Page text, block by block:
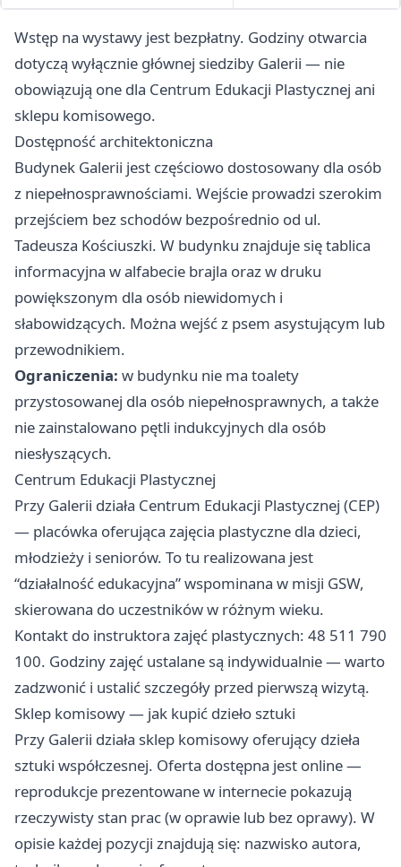
Wstęp na wystawy jest bezpłatny. Godziny otwarcia
dotyczą wyłącznie głównej siedziby Galerii — nie
obowiązują one dla Centrum Edukacji Plastycznej ani
sklepu komisowego.
Dostępność architektoniczna
Budynek Galerii jest częściowo dostosowany dla osób
z niepełnosprawnościami. Wejście prowadzi szerokim
przejściem bez schodów bezpośrednio od ul.
Tadeusza Kościuszki. W budynku znajduje się tablica
informacyjna w alfabecie brajla oraz w druku
powiększonym dla osób niewidomych i
słabowidzących. Można wejść z psem asystującym lub
przewodnikiem.
Ograniczenia: w budynku nie ma toalety
przystosowanej dla osób niepełnosprawnych, a także
nie zainstalowano pętli indukcyjnych dla osób
niesłyszących.
Centrum Edukacji Plastycznej
Przy Galerii działa Centrum Edukacji Plastycznej (CEP)
— placówka oferująca zajęcia plastyczne dla dzieci,
młodzieży i seniorów. To tu realizowana jest
“działalność edukacyjna” wspominana w misji GSW,
skierowana do uczestników w różnym wieku.
Kontakt do instruktora zajęć plastycznych: 48 511 790
100. Godziny zajęć ustalane są indywidualnie — warto
zadzwonić i ustalić szczegóły przed pierwszą wizytą.
Sklep komisowy — jak kupić dzieło sztuki
Przy Galerii działa sklep komisowy oferujący dzieła
sztuki współczesnej. Oferta dostępna jest online —
reprodukcje prezentowane w internecie pokazują
rzeczywisty stan prac (w oprawie lub bez oprawy). W
opisie każdej pozycji znajdują się: nazwisko autora,